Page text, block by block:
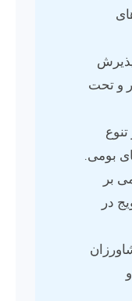
و تحت
بومی.
بر
در